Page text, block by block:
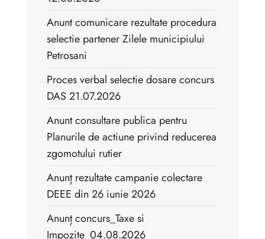
Anunt comunicare rezultate procedura
selectie partener Zilele municipiului
Petrosani
Proces verbal selectie dosare concurs
DAS 21.07.2026
Anunt consultare publica pentru
Planurile de actiune privind reducerea
zgomotului rutier
Anunț rezultate campanie colectare
DEEE din 26 iunie 2026
Anunț concurs_Taxe si
Impozite_04.08.2026